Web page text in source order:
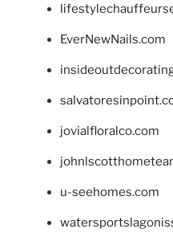
EverNewNails.com
jovialfloralco.com
u-seehomes.com